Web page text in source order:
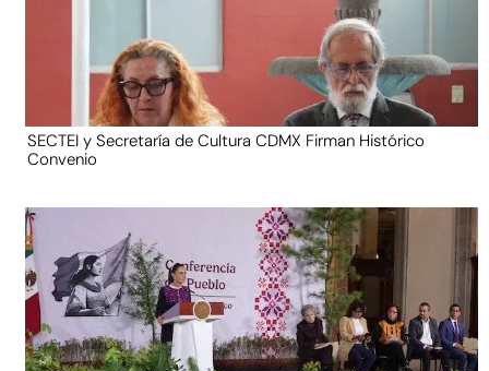
SECTEI y Secretaría de Cultura CDMX Firman Histórico
Convenio